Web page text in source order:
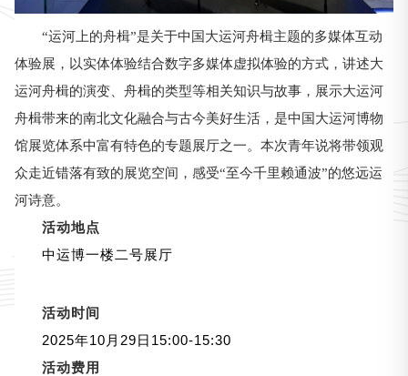
“运河上的舟楫”是关于中国大运河舟楫主题的多媒体互动
体验展，以实体体验结合数字多媒体虚拟体验的方式，讲述大
运河舟楫的演变、舟楫的类型等相关知识与故事，展示大运河
舟楫带来的南北文化融合与古今美好生活，是中国大运河博物
馆展览体系中富有特色的专题展厅之一。本次青年说将带领观
众走近错落有致的展览空间，感受“至今千里赖通波”的悠远运
河诗意。
活动地点
中运博一楼二号展厅
活动时间
2025年10月29日15:00-15:30
活动费用